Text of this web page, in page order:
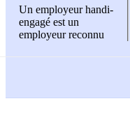
Un employeur handi-
engagé est un
employeur reconnu